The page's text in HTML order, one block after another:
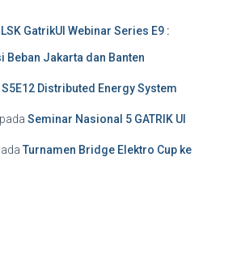
LSK GatrikUI Webinar Series E9 :
Beban Jakarta dan Banten
S5E12 Distributed Energy System
pada Seminar Nasional 5 GATRIK UI
Turnamen Bridge Elektro Cup ke